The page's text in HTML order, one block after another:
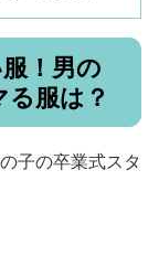
！男の
服は？
子の卒業式スタ